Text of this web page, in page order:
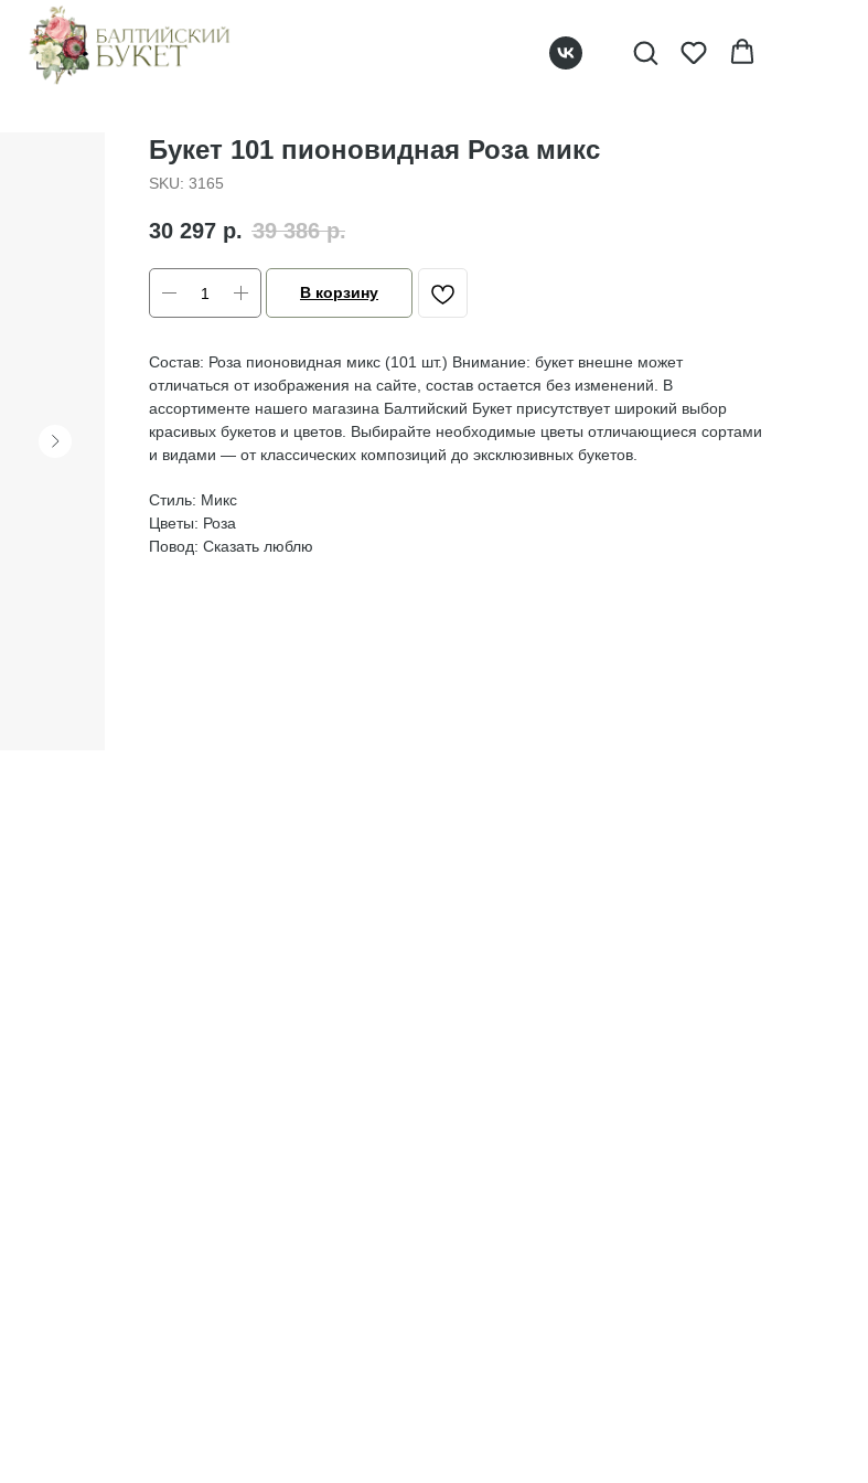
Букет 101 пионовидная Роза микс
SKU: 3165
30 297 р. 39 386 р.
В корзину
Состав: Роза пионовидная микс (101 шт.) Внимание: букет внешне может
отличаться от изображения на сайте, состав остается без изменений. В
ассортименте нашего магазина Балтийский Букет присутствует широкий выбор
красивых букетов и цветов. Выбирайте необходимые цветы отличающиеся сортами
и видами — от классических композиций до эксклюзивных букетов.
Стиль: Микс
Цветы: Роза
Повод: Сказать люблю